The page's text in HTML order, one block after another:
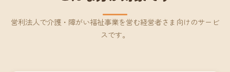
営利法人で介護・障がい福祉事業を営む経営者さま向けのサービ
スです。